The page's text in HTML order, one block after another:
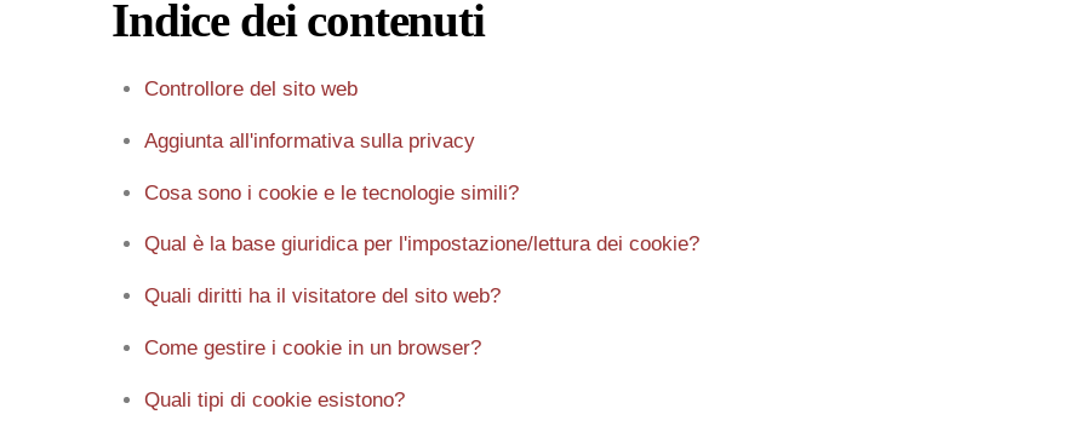
Indice dei contenuti
Controllore del sito web
Aggiunta all'informativa sulla privacy
Cosa sono i cookie e le tecnologie simili?
Qual è la base giuridica per l'impostazione/lettura dei cookie?
Quali diritti ha il visitatore del sito web?
Come gestire i cookie in un browser?
Quali tipi di cookie esistono?